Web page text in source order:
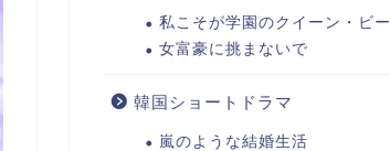
私こそが学園のクイーン・ビー
女富豪に挑まないで
韓国ショートドラマ
嵐のような結婚生活